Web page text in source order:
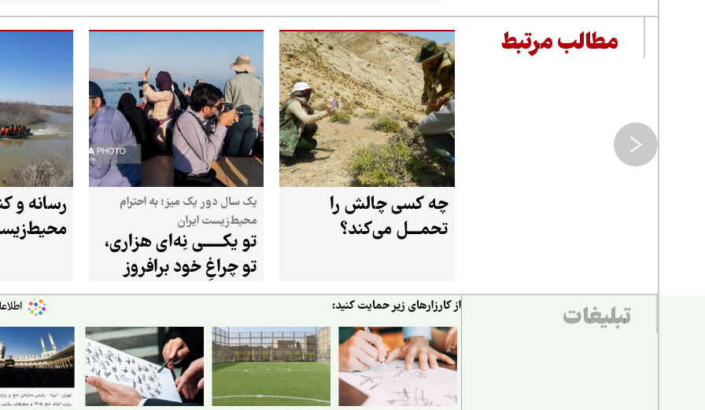
مطالب مرتبط
چه کسی چالش را
تحمـــل می‌کند؟
یک سال دور یک میز؛ به احترام
محیط‌زیست ایران
تو یکـــــی نِه‌ای هزاری،
تو چراغِ خود برافروز
رسانه و
تبلیغات از کارزارهای زیر حمایت کنید: